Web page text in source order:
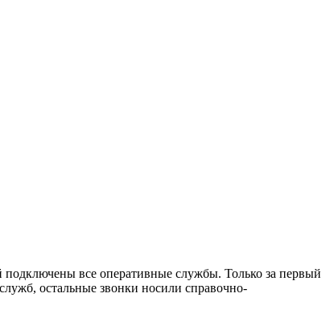
все оперативные службы. Только за первый
остальные звонки носили справочно-